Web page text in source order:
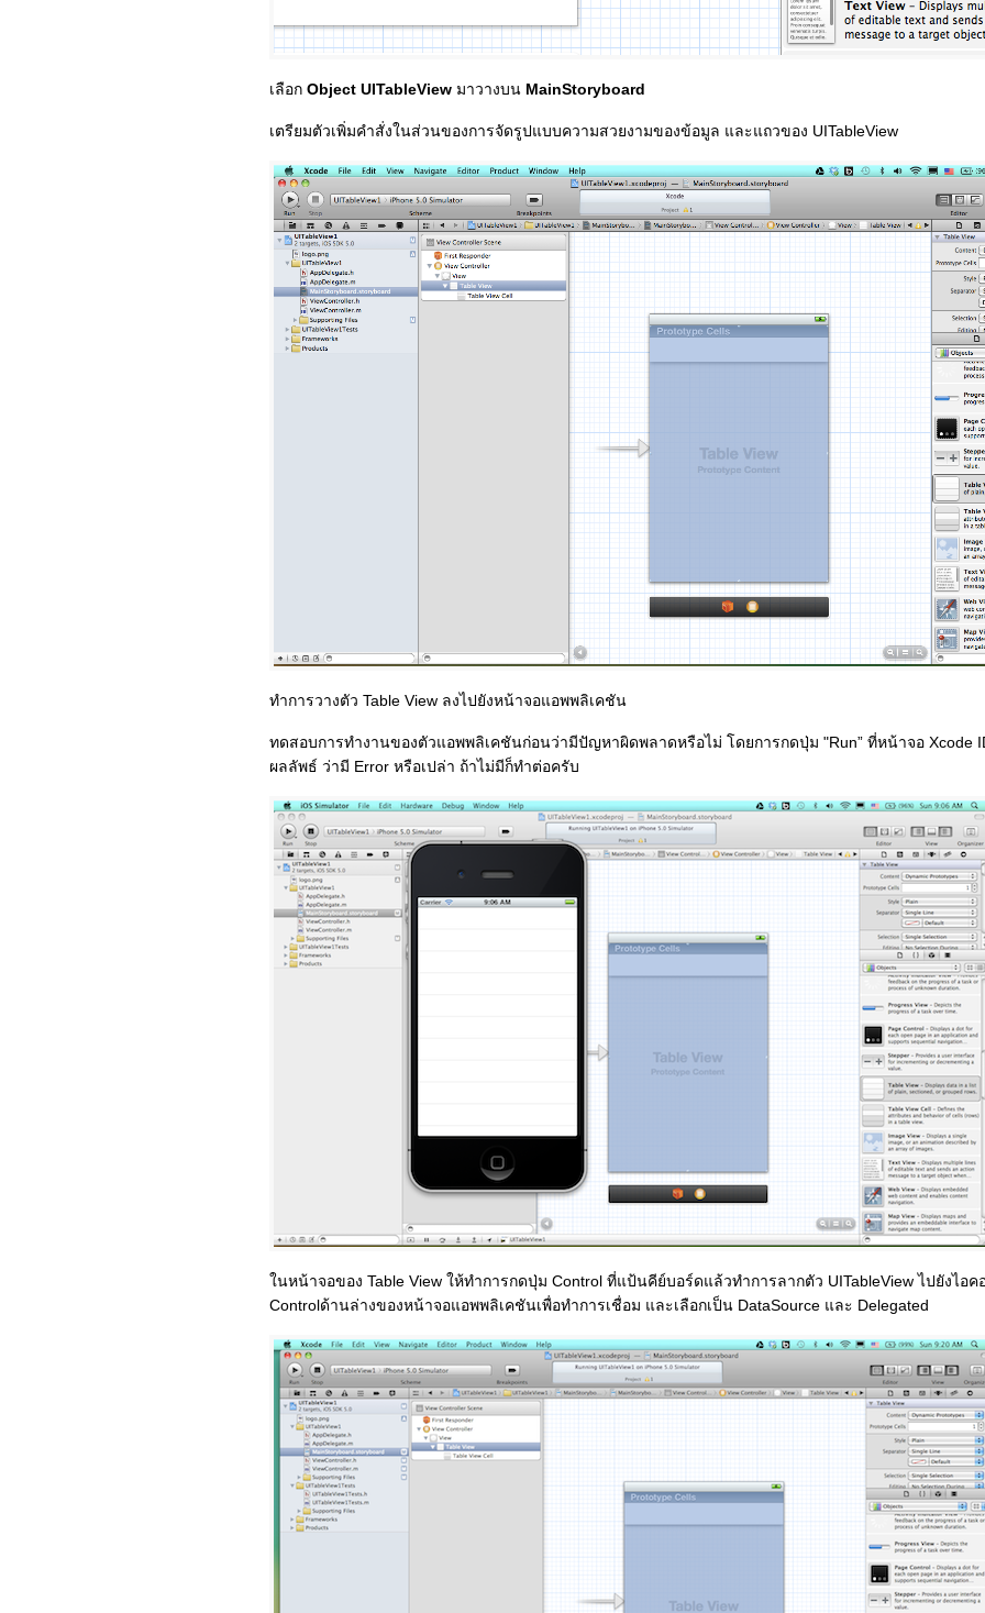
เลือก Object UITableView มาวางบน MainStoryboard
เตรียมตัวเพิ่มคำสั่งในส่วนของการจัดรูปแบบความสวยงามของข้อมูล และแถวของ UITableView
ทำการวางตัว Table View ลงไปยังหน้าจอแอพพลิเคชัน
ทดสอบการทำงานของตัวแอพพลิเคชันก่อนว่ามีปัญหาผิดพลาดหรือไม่ โดยการกดปุ่ม "Run” ที่หน้าจอ Xcode
ผลลัพธ์ ว่ามี Error หรือเปล่า ถ้าไม่มีก็ทำต่อครับ
ในหน้าจอของ Table View ให้ทำการกดปุ่ม Control ที่แป้นคีย์บอร์ดแล้วทำการลากตัว UITableView ไปยังไอค
Controlด้านล่างของหน้าจอแอพพลิเคชันเพื่อทำการเชื่อม และเลือกเป็น DataSource และ Delegated